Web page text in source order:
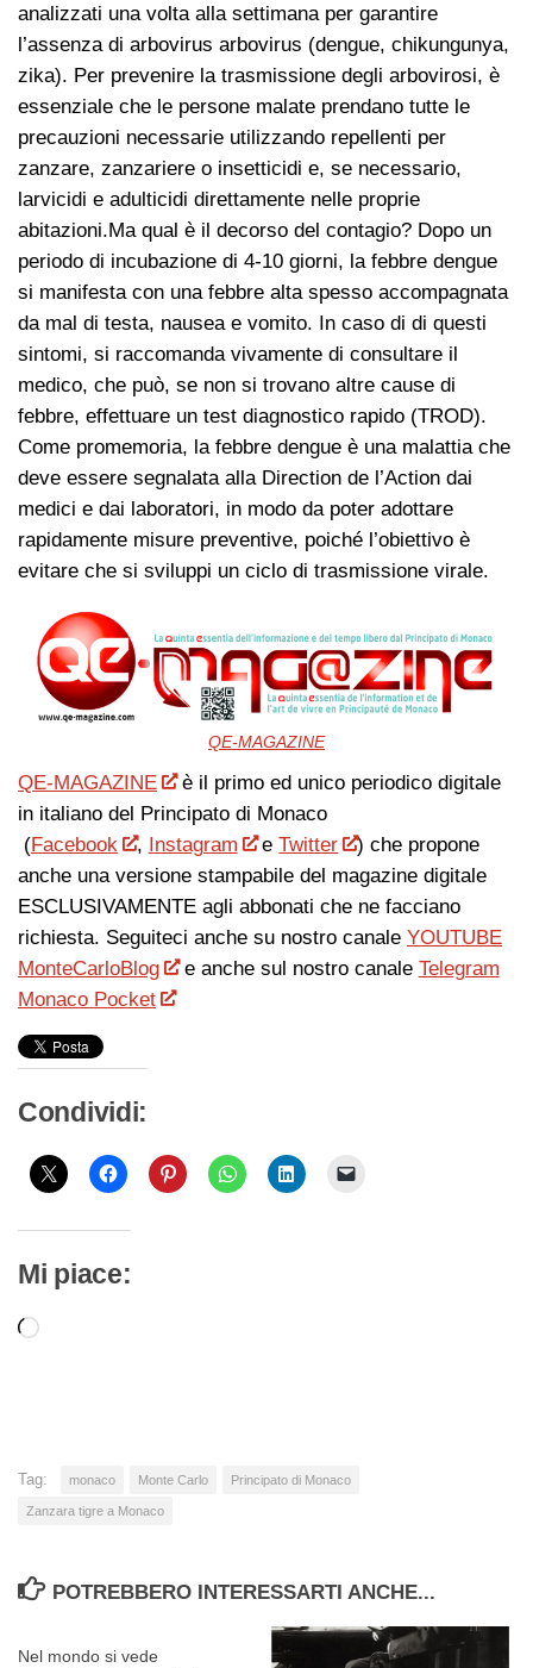
analizzati una volta alla settimana per garantire
l’assenza di arbovirus arbovirus (dengue, chikungunya,
zika). Per prevenire la trasmissione degli arbovirosi, è
essenziale che le persone malate prendano tutte le
precauzioni necessarie utilizzando repellenti per
zanzare, zanzariere o insetticidi e, se necessario,
larvicidi e adulticidi direttamente nelle proprie
abitazioni.Ma qual è il decorso del contagio? Dopo un
periodo di incubazione di 4-10 giorni, la febbre dengue
si manifesta con una febbre alta spesso accompagnata
da mal di testa, nausea e vomito. In caso di di questi
sintomi, si raccomanda vivamente di consultare il
medico, che può, se non si trovano altre cause di
febbre, effettuare un test diagnostico rapido (TROD).
Come promemoria, la febbre dengue è una malattia che
deve essere segnalata alla Direction de l’Action dai
medici e dai laboratori, in modo da poter adottare
rapidamente misure preventive, poiché l’obiettivo è
evitare che si sviluppi un ciclo di trasmissione virale.
QE-MAGAZINE
QE-MAGAZINE
è il primo ed unico periodico digitale
in italiano del Principato di Monaco
(Facebook , Instagram eTwitter
) che propone
anche una versione stampabile del magazine digitale
ESCLUSIVAMENTE agli abbonati che ne facciano
richiesta. Seguiteci anche su nostro canale YOUTUBE
MonteCarloBlog
e anche sul nostro canale Telegram
Monaco Pocket
Condividi:
Mi piace:
Caricamento
Tag: monaco Monte Carlo Principato di Monaco
Zanzara tigre a Monaco
POTREBBERO INTERESSARTI ANCHE...
Nel mondo si vede